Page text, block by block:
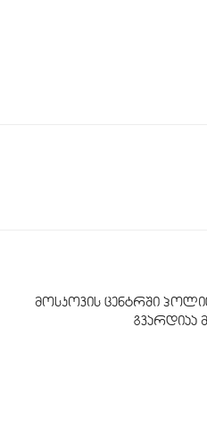
მოსკოვის ცენტრში
გვარდიაა